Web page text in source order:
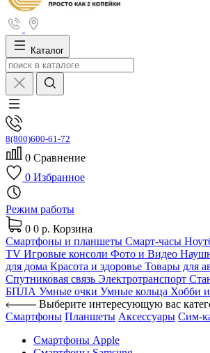
Каталог
8(800)600-61-72
0 Сравнение
0 Избранное
Режим работы
0 0 р. Корзина
Смартфоны и планшеты Смарт-часы
TV Игровые консоли Фото и Видео
для дома Красота и здоровье Товары для
Спутниковая связь Электротранспорт
БПЛА Умные очки Умные кольца Хобби и
Выберите интересующую вас
Смартфоны Планшеты Аксессуары Сим-
Смартфоны Apple